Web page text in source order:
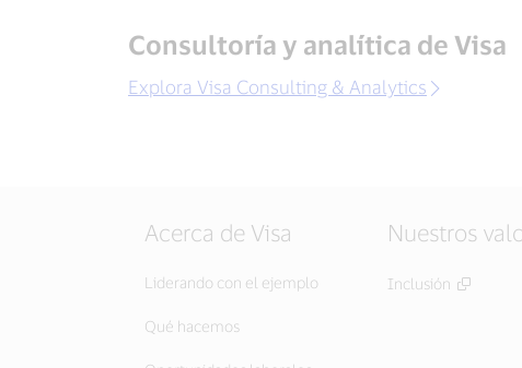
Consultoría y analítica de Visa
Explora Visa Consulting & Analytics
Acerca de Visa
Liderando con el ejemplo
Qué hacemos
Nuestros
Inclusión